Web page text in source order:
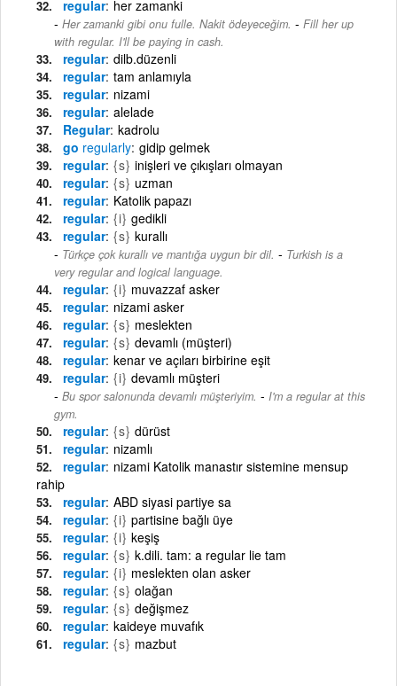
regular her zamanki
Her zamanki gibi onu fulle. Nakit ödeyeceğim. - Fill her up
with regular. I'll be paying in cash.
regular dilb.düzenli
regular tam anlamıyla
regular nizami
regular alelade
Regular kadrolu
go regularly gidip gelmek
regular {s} inişleri ve çıkışları olmayan
regular {s} uzman
regular Katolik papazı
regular {i} gedikli
regular {s} kurallı
Türkçe çok kurallı ve mantığa uygun bir dil. - Turkish is a
very regular and logical language.
regular {i} muvazzaf asker
regular nizami asker
regular {s} meslekten
regular {s} devamlı (müşteri)
regular kenar ve açıları birbirine eşit
regular {i} devamlı müşteri
Bu spor salonunda devamlı müşteriyim. - I'm a regular at this
gym.
regular {s} dürüst
regular nizamlı
regular nizami Katolik manastır sistemine mensup
rahip
regular ABD siyasi partiye sa
regular {i} partisine bağlı üye
regular {i} keşiş
regular {s} k.dili. tam: a regular lie tam
regular {i} meslekten olan asker
regular {s} olağan
regular {s} değişmez
regular kaideye muvafık
regular {s} mazbut